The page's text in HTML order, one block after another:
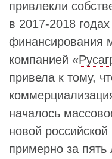
привлекли
в 2017-2018
финансирования
компанией «
привела к тому,
началось
новой
примерно за